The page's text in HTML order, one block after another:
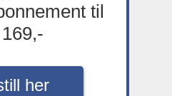
til
her